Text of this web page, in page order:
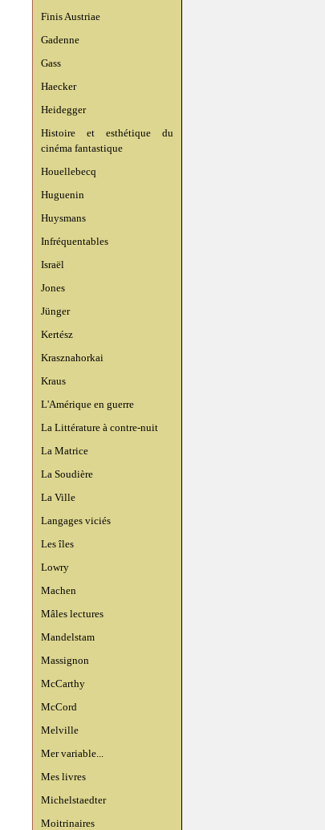
Finis Austriae
Gadenne
Gass
Haecker
Heidegger
Histoire et esthétique du
cinéma fantastique
Houellebecq
Huguenin
Huysmans
Infréquentables
Israël
Jones
Jünger
Kertész
Krasznahorkai
Kraus
L'Amérique en guerre
La Littérature à contre-nuit
La Matrice
La Soudière
La Ville
Langages viciés
Les îles
Lowry
Machen
Mâles lectures
Mandelstam
Massignon
McCarthy
McCord
Melville
Mer variable...
Mes livres
Michelstaedter
Moitrinaires